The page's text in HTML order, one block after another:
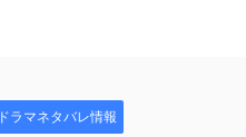
ドラマネタバレ情報